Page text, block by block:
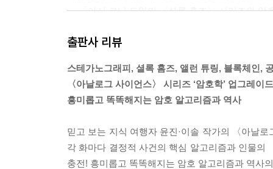
--- 「아서 코난 도일의 〈셜록 홈즈〉 시리즈와 암
앨런 튜링은 잉글랜드의 수학자, 암호학자로 컴퓨
날 컴퓨터의 초안이 되었다. 앨런 튜링은 ‘튜링 테
하고 있다. ‘컴퓨터 과학의 아버지’라고도 불린
였다. 튜링은 감옥에 가는 대신 화학적 거세를 받
월 24일에야 사면 복권되었다.
--- 「수학자, 암호학자로 컴퓨터 과학의 선구적 인
출판사 리뷰
스테가노그래피, 셜록 홈즈, 앨런 튜링, 블록체인,
〈아날로그 사이언스〉 시리즈 ‘암호학’ 업그레이
흥미롭고 똑똑해지는 암호 알고리즘과 역사
믿고 보는 지식 여행자 윤진·이솔 작가의 〈아날
각 화마다 결정적 사건의 핵심 알고리즘과 인물의
충전! 흥미롭고 똑똑해지는 암호 알고리즘과 역사